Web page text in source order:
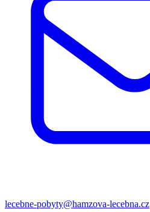
lecebne-pobyty@hamzova-lecebna.cz